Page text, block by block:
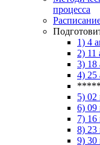
процесса
1) 4
2) 11
3) 18
4) 25
5)
6)
7)
8)
9)